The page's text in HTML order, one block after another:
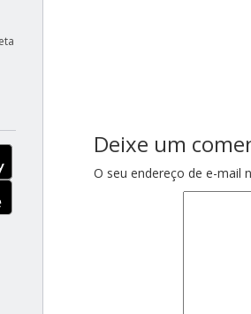
Deixe um
O seu endereço de e-mail